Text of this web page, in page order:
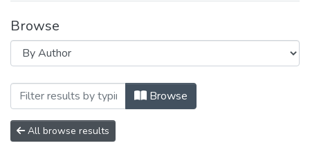
Browse
Browsing 2015 by Author "Бакшеева,
Browse
All browse results